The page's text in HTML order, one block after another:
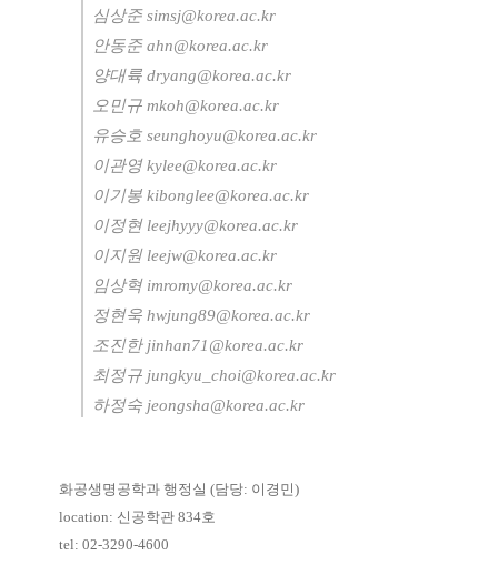
심상준simsj@korea.ac.kr
안동준ahn@korea.ac.kr
양대륙 dryang@korea.ac.kr
오민규 mkoh@korea.ac.kr
유승호 seunghoyu@korea.ac.kr
이관영kylee@korea.ac.kr
이기봉 kibonglee@korea.ac.kr
이정현 leejhyyy@korea.ac.kr
이지원 leejw@korea.ac.kr
임상혁 imromy@korea.ac.kr
정현욱 hwjung89@korea.ac.kr
조진한 jinhan71@korea.ac.kr
최정규 jungkyu_choi@korea.ac.kr
하정숙 jeongsha@korea.ac.kr
화공생명공학과 행정실 (담당: 이경민)
location: 신공학관 834호
tel: 02-3290-4600